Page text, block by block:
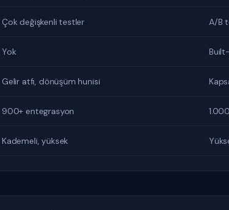
Çok değişkenli testler A/B
Yok
Gelir atfı, dönüşüm hunisi
900+ entegrasyon
Kademeli, yüksek